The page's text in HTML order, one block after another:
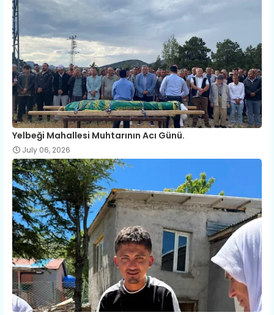
Yelbeği Mahallesi Muhtarının Acı Günü.
July 06, 2026